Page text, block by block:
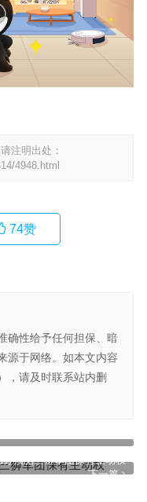
注明出处：
4948.html
74赞
确性给予任何担保、暗
源于网络。如本文内容
，请及时联系站内删
下一篇
预测三狮军团保有主动权